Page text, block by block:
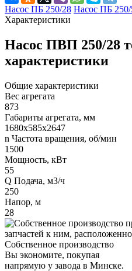
Насос ПБ 250/28 Насос ПБ 250/
Характеристики
Насос ПВП 250/28
характеристики
Общие характеристики
Вес агрегата
873
Габариты агрегата, мм
1680х585х2647
n Частота вращения, об/мин
1500
Мощность, кВт
55
Q Подача, м3/ч
250
Напор, м
28
Собственное производство
Вы экономите, покупая
напрямую у завода в Минске.